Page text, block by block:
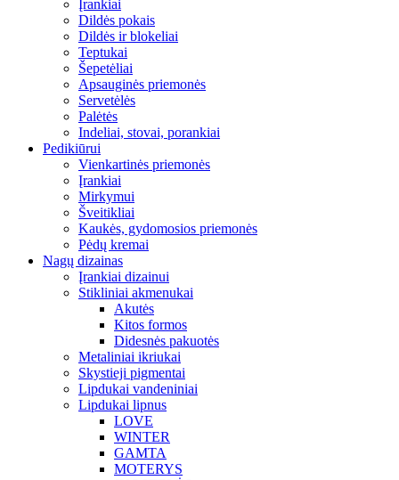
Įrankiai
Dildės pokais
Dildės ir blokeliai
Teptukai
Šepetėliai
Apsauginės priemonės
Servetėlės
Palėtės
Indeliai, stovai, porankiai
Pedikiūrui
Vienkartinės priemonės
Įrankiai
Mirkymui
Šveitikliai
Kaukės, gydomosios priemonės
Pėdų kremai
Nagų dizainas
Įrankiai dizainui
Stikliniai akmenukai
Akutės
Kitos formos
Didesnės pakuotės
Metaliniai ikriukai
Skystieji pigmentai
Lipdukai vandeniniai
Lipdukai lipnus
LOVE
WINTER
GAMTA
MOTERYS